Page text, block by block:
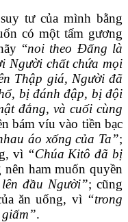
tư của mình bằng
có một tấm gương
“noi theo Đấng là
Người chất chứa mọi
Thập giá, Người đã
bị đánh đập, bịđội
đắng, và cuối cùng
bám víu vào tiền bạc
áo xống của Ta”;
vì “Chúa Kitô đã bị
nên ham muốn quyền
đầu Người”; cũng
ăn uống, vì “trong
.